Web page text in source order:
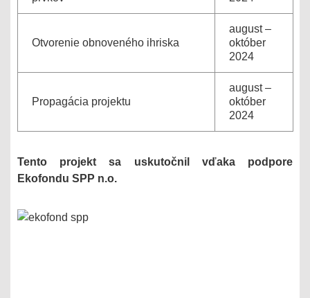
Otvorenie obnoveného ihriska
august –
október
2024
Propagácia projektu
august –
október
2024
Tento projekt sa uskutočnil vďaka podpore
Ekofondu SPP n.o.